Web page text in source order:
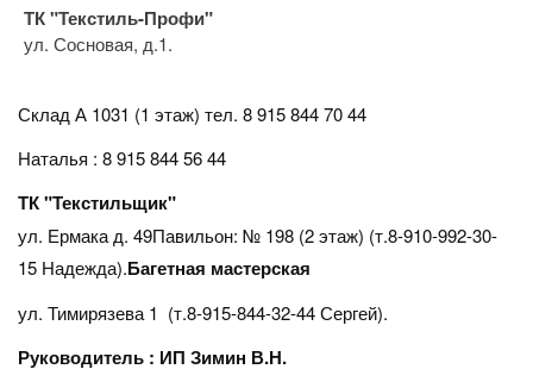
ТК "Текстиль-Профи"
ул. Сосновая, д.1.
Склад А 1031 (1 этаж) тел. 8 915 844 70 44
Наталья : 8 915 844 56 44
ТК "Текстильщик"
ул. Ермака д. 49Павильон: № 198 (2 этаж) (т.8-910-992-30-
15 Надежда).Багетная мастерская
ул. Тимирязева 1 (т.8-915-844-32-44 Сергей).
Руководитель : ИП Зимин В.Н.